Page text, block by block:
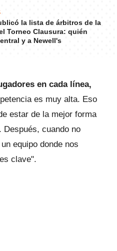
la lista de árbitros de la
Torneo Clausura: quién
y a Newell's
en cada línea,
es muy alta. Eso
estar de la mejor forma
cuando no
equipo donde nos
clave".